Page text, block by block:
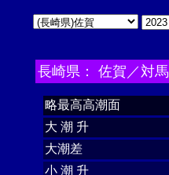
長崎県： 佐賀／対馬
略最高高潮面
大 潮 升
大潮差
小 潮 升